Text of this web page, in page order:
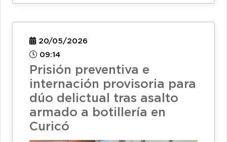
20/05/2026
09:14
Prisión preventiva e
internación provisoria para
dúo delictual tras asalto
armado a botillería en
Curicó